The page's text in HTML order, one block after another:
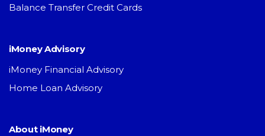
Balance Transfer Credit Cards
iMoney Advisory
iMoney Financial Advisory
Home Loan Advisory
About iMoney